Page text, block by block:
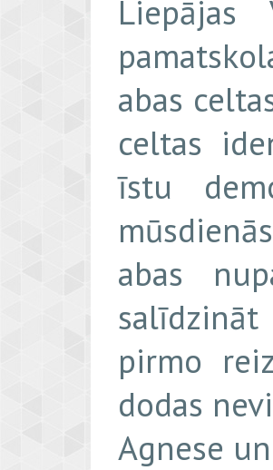
Liepājas
abas
celtas
īstu
abas
salīdzināt
pirmo
dodas
Agnese